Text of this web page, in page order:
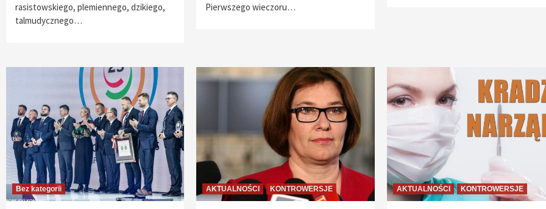
rasistowskiego, plemiennego, dzikiego,
talmudycznego…
Pierwszego wieczoru…
Bez kategorii AKTUALNOŚCI KONTROWERSJE AKTUALNOŚCI KONTROWERSJE